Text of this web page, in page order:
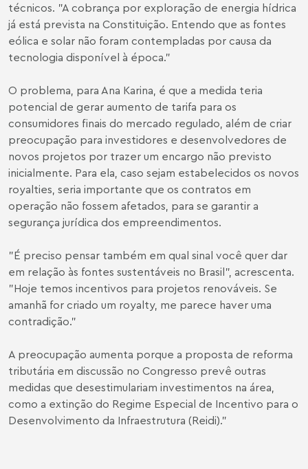
técnicos. "A cobrança por exploração de energia hídrica
já está prevista na Constituição. Entendo que as fontes
eólica e solar não foram contempladas por causa da
tecnologia disponível à época."
O problema, para Ana Karina, é que a medida teria
potencial de gerar aumento de tarifa para os
consumidores finais do mercado regulado, além de criar
preocupação para investidores e desenvolvedores de
novos projetos por trazer um encargo não previsto
inicialmente. Para ela, caso sejam estabelecidos os novos
royalties, seria importante que os contratos em
operação não fossem afetados, para se garantir a
segurança jurídica dos empreendimentos.
"É preciso pensar também em qual sinal você quer dar
em relação às fontes sustentáveis no Brasil", acrescenta.
"Hoje temos incentivos para projetos renováveis. Se
amanhã for criado um royalty, me parece haver uma
contradição."
A preocupação aumenta porque a proposta de reforma
tributária em discussão no Congresso prevê outras
medidas que desestimulariam investimentos na área,
como a extinção do Regime Especial de Incentivo para o
Desenvolvimento da Infraestrutura (Reidi)."